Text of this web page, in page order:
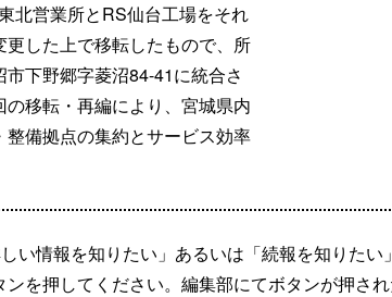
北営業所とRS仙台工場をそれ
更した上で移転したもので、所
市下野郷字菱沼84-41に統合さ
の移転・再編により、宮城県内
整備拠点の集約とサービス効率
い情報を知りたい」あるいは「続報を知りたい
ンを押してください。編集部にてボタンが押され